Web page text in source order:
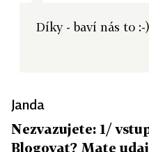
Díky - baví nás to :-)
Janda
Nezvazujete: 1/
Blogovat? Mate